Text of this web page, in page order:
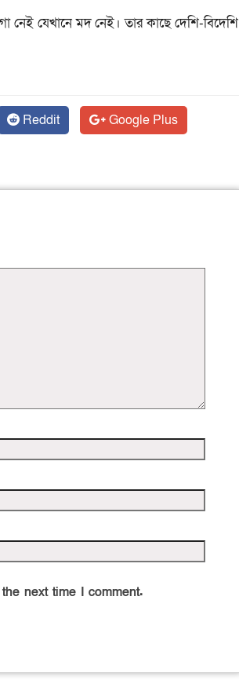
যেখানে মদ নেই। তার কাছে দেশি-বিদেশি
Reddit
Google Plus
next time I comment.